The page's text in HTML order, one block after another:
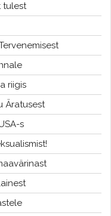
tulest
riigis
Äratusest
s